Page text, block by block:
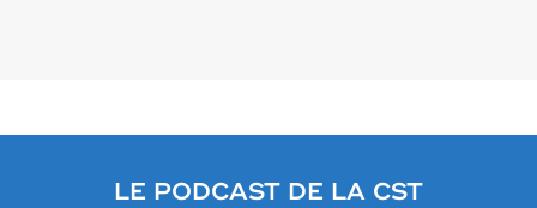
LE PODCAST DE LA CST